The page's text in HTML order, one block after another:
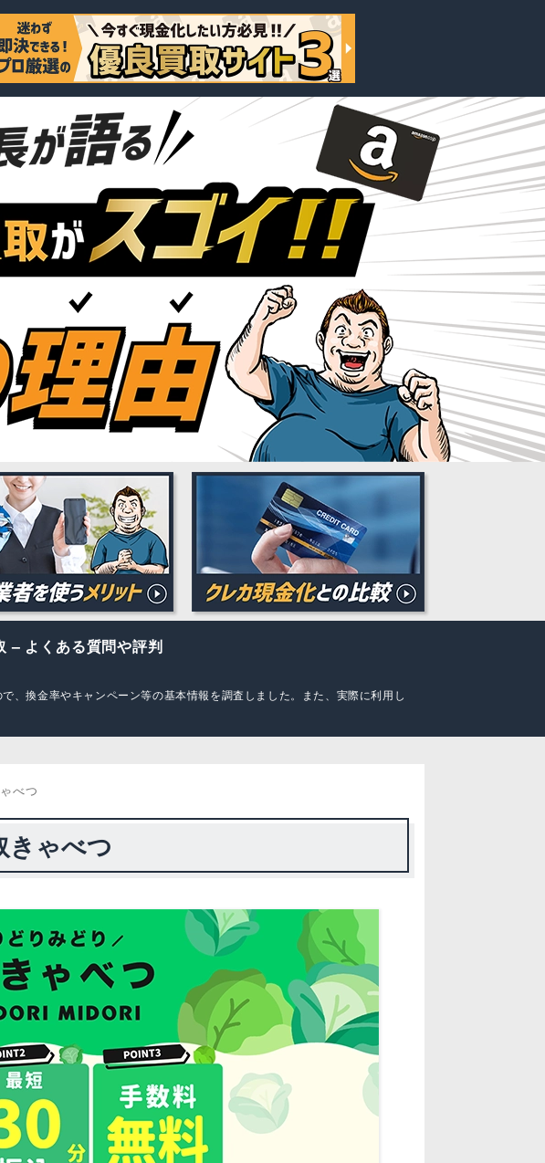
– よくある質問や評判
、換金率やキャンペーン等の基本情報を調査しました。また、実際に利用し
べつ
きゃべつ